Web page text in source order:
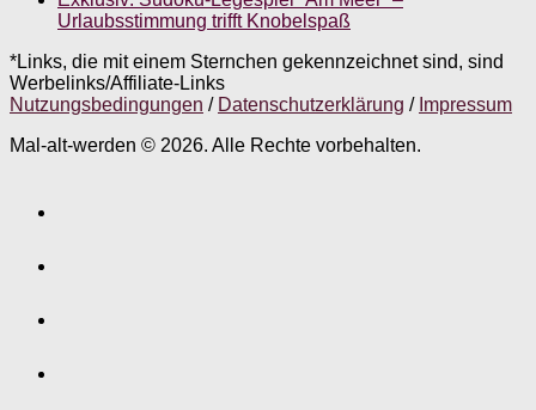
Urlaubsstimmung trifft Knobelspaß
*Links, die mit einem Sternchen gekennzeichnet sind, sind
Werbelinks/Affiliate-Links
Nutzungsbedingungen / Datenschutzerklärung / Impressum
Mal-alt-werden © 2026. Alle Rechte vorbehalten.